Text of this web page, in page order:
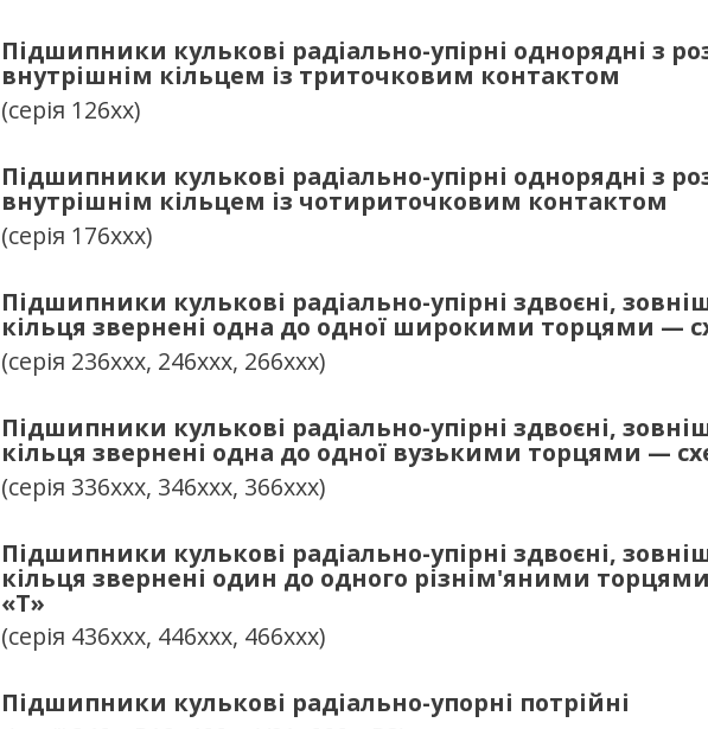
Підшипники кулькові радіально-упірні однорядні з
внутрішнім кільцем із триточковим контактом
(серія 126хх)
Підшипники кулькові радіально-упірні однорядні з
внутрішнім кільцем із чотириточковим контактом
(серія 176ххх)
Підшипники кулькові радіально-упірні здвоєні,
кільця звернені одна до одної широкими торцями —
(серія 236ххх, 246ххх, 266ххх)
Підшипники кулькові радіально-упірні здвоєні,
кільця звернені одна до одної вузькими торцями —
(серія 336ххх, 346ххх, 366ххх)
Підшипники кулькові радіально-упірні здвоєні,
кільця звернені один до одного різнім'яними
«T»
(серія 436ххх, 446ххх, 466ххх)
Підшипники кулькові радіально-упорні потрійні